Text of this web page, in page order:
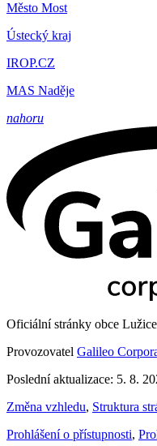
Město Most
Ústecký kraj
IROP.CZ
MAS Naděje
nahoru
Oficiální stránky obce
Provozovatel Galileo
Poslední aktualizace: 5. 8.
Změna vzhledu, Struktura
Prohlášení o přístupnosti,